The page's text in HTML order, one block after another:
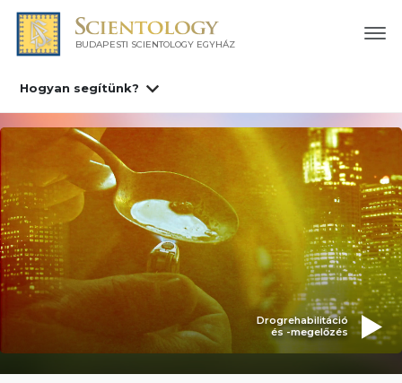
BUDAPESTI SCIENTOLOGY EGYHÁZ
Hogyan segítünk?
és -prevencióval
Drogrehabilitáció
és -megelőzés